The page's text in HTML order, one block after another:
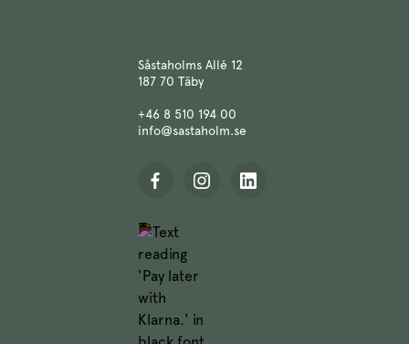
Såstaholms Allé 12
187 70 Täby
+46 8 510 194 00
info@sastaholm.se